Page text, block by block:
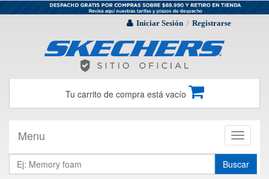
Iniciar Sesión / Registrarse
Tu carrito de compra está vacío
Toggle
Menu
Buscar